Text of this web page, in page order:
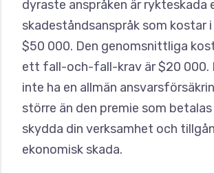
dyraste anspråken är rykteskada
skadeståndsanspråk som kostar
$50 000. Den genomsnittliga
ett fall-och-fall-krav är $20 000.
inte ha en allmän
större än den premie som
skydda din verksamhet och
ekonomisk skada.